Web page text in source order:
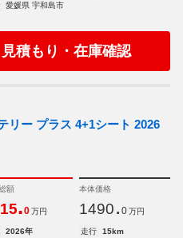
愛媛県 宇和島市
見積もり・在庫確認
リー プラス 4+1シート 2026
額
.0 万円
本体価格
1490. 0 万円
2026年 走行
15km